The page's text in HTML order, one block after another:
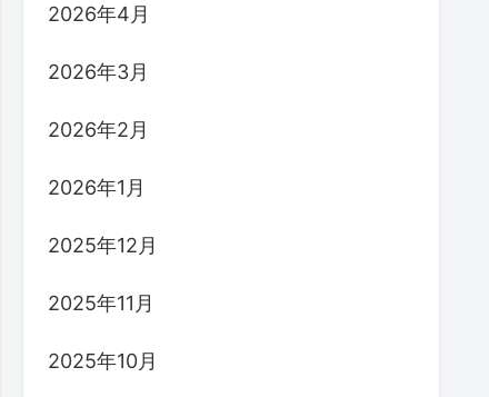
2026年4月
2026年3月
2026年2月
2026年1月
2025年12月
2025年11月
2025年10月